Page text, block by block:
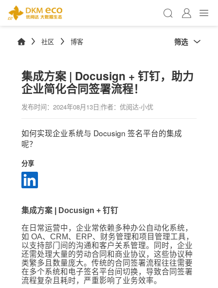
社区 博客 筛选
集成方案 | Docusign + 钉钉，助力
企业简化合同签署流程！
发布时间： 2024年08月13日|作者：优阅达-小优
如何实现企业系统与 Docusign 签名平台的集成
呢？
分享
集成方案 | Docusign + 钉钉
在日常运营中，企业常依赖多种办公自动化系统，
如 OA、CRM、ERP、财务管理和项目管理工具，
以支持部门间的沟通和客户关系管理。同时，企业
还需处理大量的劳动合同和商业协议，这些协议种
类繁多且数量庞大。传统的合同签署流程往往需要
在多个系统和电子签名平台间切换，导致合同签署
流程复杂且耗时，严重影响了业务效率。